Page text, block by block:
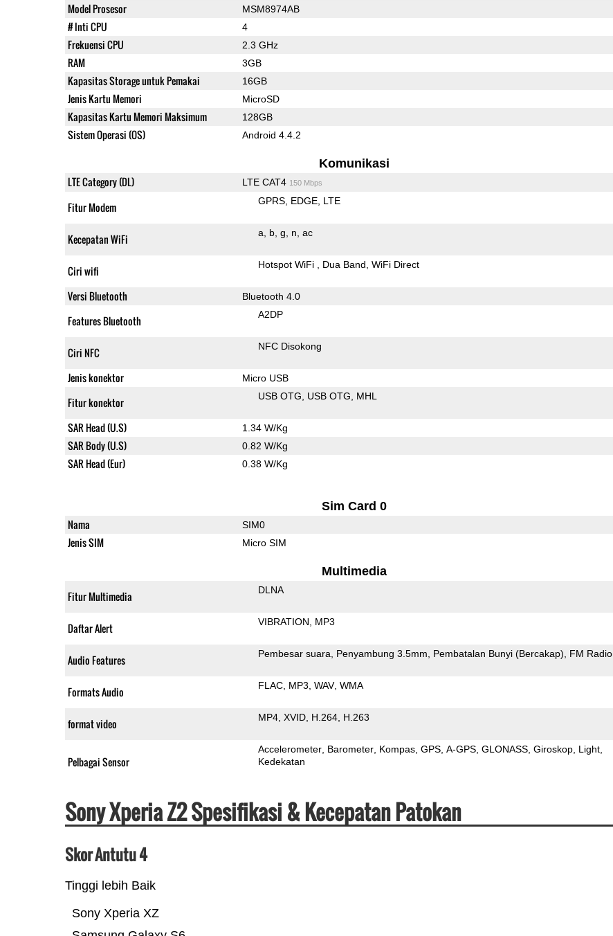
Model Prosesor MSM8974AB
# Inti CPU 4
Frekuensi CPU 2.3 GHz
RAM 3GB
Kapasitas Storage untuk Pemakai 16GB
Jenis Kartu Memori MicroSD
Kapasitas Kartu Memori Maksimum 128GB
Sistem Operasi (OS) Android 4.4.2
Komunikasi
LTE Category (DL) LTE CAT4 150 Mbps
Fitur Modem GPRS EDGE LTE
Kecepatan WiFi a b g n ac
Ciri wifi Hotspot WiFi Dua Band WiFi Direct
Versi Bluetooth Bluetooth 4.0
Features Bluetooth A2DP
Ciri NFC NFC Disokong
Jenis konektor Micro USB
Fitur konektor USB OTG USB OTG MHL
SAR Head (U.S) 1.34 W/Kg
SAR Body (U.S) 0.82 W/Kg
SAR Head (Eur) 0.38 W/Kg
Sim Card 0
Nama SIM0
Jenis SIM Micro SIM
Multimedia
Fitur Multimedia DLNA
Daftar Alert VIBRATION MP3
Audio Features Pembesar suara Penyambung 3.5mm Pembatalan Bunyi (Bercakap) FM Radio
Formats Audio FLAC MP3 WAV WMA
format video MP4 XVID H.264 H.263
Pelbagai Sensor
Accelerometer Barometer Kompas GPS A-GPS GLONASS Giroskop Light
Kedekatan
Sony Xperia Z2 Spesifikasi & Kecepatan Patokan
Skor Antutu 4
Tinggi lebih Baik
Sony Xperia XZ